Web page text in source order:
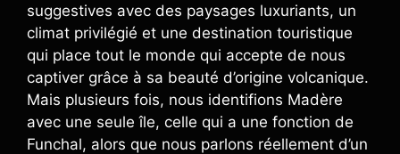
suggestives avec des paysages luxuriants, un
climat privilégié et une destination touristique
qui place tout le monde qui accepte de nous
captiver grâce à sa beauté d’origine volcanique.
Mais plusieurs fois, nous identifions Madère
avec une seule île, celle qui a une fonction de
Funchal, alors que nous parlons réellement d’un